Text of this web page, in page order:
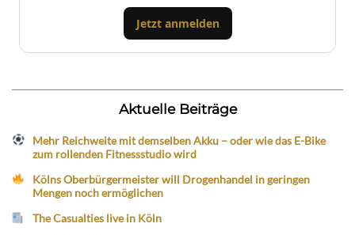
Jetzt anmelden
Aktuelle Beiträge
Mehr Reichweite mit demselben Akku – oder wie das E-Bike
zum rollenden Fitnessstudio wird
Kölns Oberbürgermeister will Drogenhandel in geringen
Mengen noch ermöglichen
The Casualties live in Köln